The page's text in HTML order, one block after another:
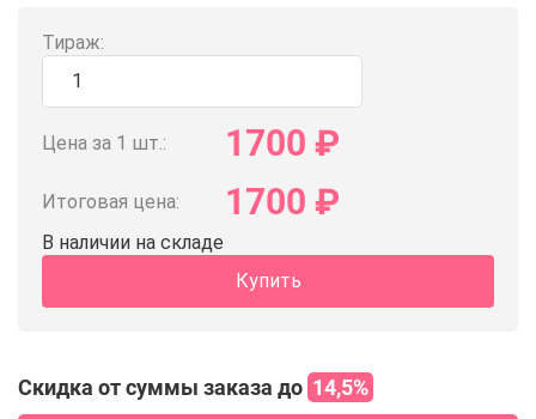
Тираж:
Цена за 1 шт.: 1700 ₽
Итоговая цена: 1700 ₽
В наличии на складе
Купить
Скидка от суммы заказа до 14,5%